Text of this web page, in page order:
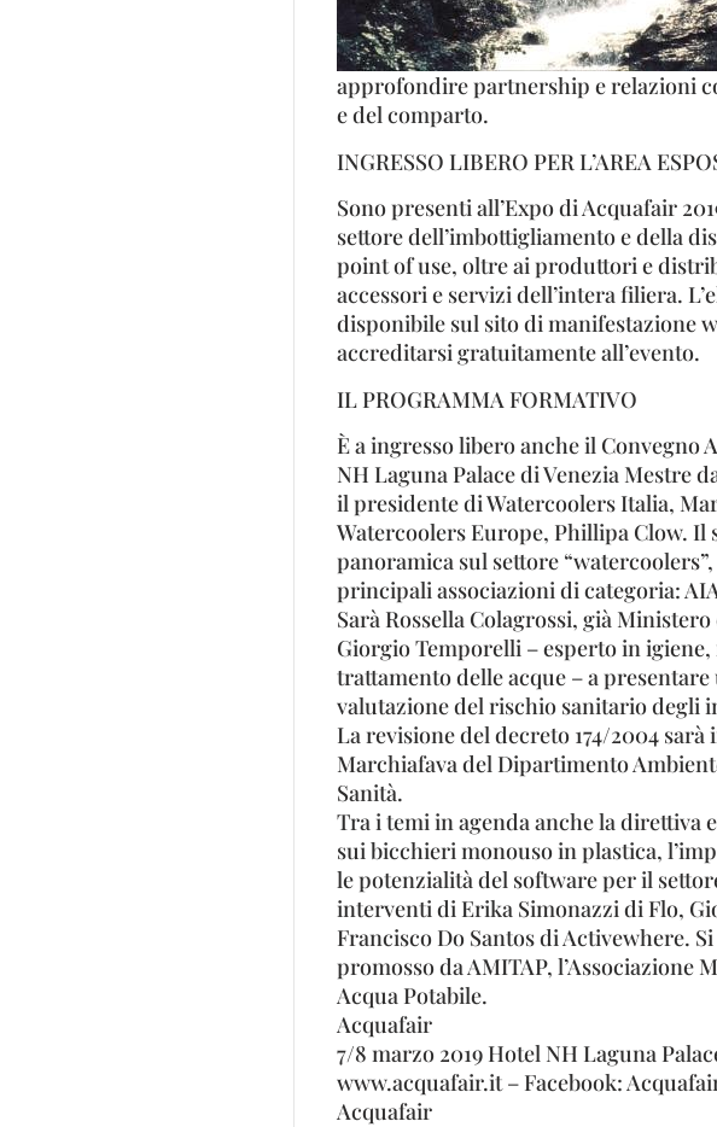
approfondire partnership e relazioni
e del comparto.
INGRESSO LIBERO PER L’AREA
Sono presenti all’Expo di Acquafair
settore dell’imbottigliamento e della
point of use, oltre ai produttori e
accessori e servizi dell’intera filiera.
disponibile sul sito di manifestazione
accreditarsi gratuitamente all’evento.
IL PROGRAMMA FORMATIVO
È a ingresso libero anche il Convegno
NH Laguna Palace di Venezia Mestre
il presidente di Watercoolers Italia,
Watercoolers Europe, Phillipa Clow.
panoramica sul settore
principali associazioni di categoria:
Sarà Rossella Colagrossi, già
Giorgio Temporelli – esperto in
trattamento delle acque – a
valutazione del rischio sanitario degli
La revisione del decreto 174/2004
Marchiafava del Dipartimento
Sanità.
Tra i temi in agenda anche la direttiva
sui bicchieri monouso in plastica,
le potenzialità del software per il
interventi di Erika Simonazzi di Flo,
Francisco Do Santos di Activewhere.
promosso da AMITAP,
Acqua Potabile.
Acquafair
7/8 marzo 2019 Hotel NH Laguna
www.acquafair.it – Facebook:
Acquafair